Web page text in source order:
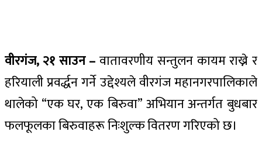
वीरगंज, २१ साउन –वातावरणीय सन्तुलन कायम राख्ने र
हरियाली प्रवर्द्धन गर्ने उद्देश्यले वीरगंज महानगरपालिकाले
थालेको “एक घर, एक बिरुवा” अभियान अन्तर्गत बुधबार
फलफूलका बिरुवाहरू निःशुल्क वितरण गरिएको छ।